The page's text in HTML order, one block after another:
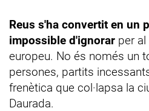
Reus s'ha convertit en un
impossible d'ignorar per
europeu. No és només un
persones, partits
frenètica que col·lapsa la
Daurada.